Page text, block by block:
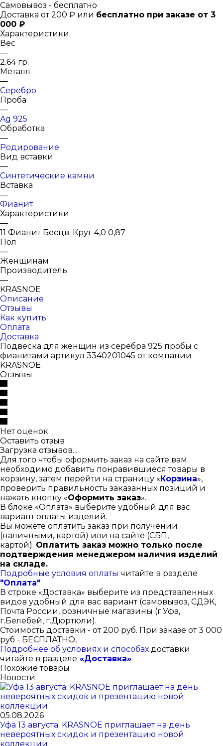
Самовывоз - бесплатно
Доставка от 200 ₽ или бесплатно при заказе от 3
000 ₽
Характеристики
Вес
—
2.64 гр.
Металл
—
Серебро
Проба
—
Ag 925
Обработка
—
Родирование
Вид вставки
—
Синтетические камни
Вставка
—
Фианит
Характеристики
—
11 Фианит Бесцв. Круг 4,0 0,87
Пол
—
Женщинам
Производитель
—
KRASNOE
Описание
Отзывы
Как купить
Оплата
Доставка
Подвеска для женщин из серебра 925 пробы с
фианитами артикул 3340201045 от компании
KRASNOE
Отзывы
Нет оценок
Оставить отзыв
Загрузка отзывов...
Для того чтобы оформить заказ на сайте вам
необходимо добавить понравившиеся товары в
корзину, затем перейти на страницу «Корзина»,
проверить правильность заказанных позиций и
нажать кнопку «Оформить заказ».
В блоке «Оплата» выберите удобный для вас
вариант оплаты изделий.
Вы можете оплатить заказ при получении
(наличными, картой) или на сайте (СБП,
картой). Оплатить заказ можно только после
подтверждения менеджером наличия изделий
на складе.
Подробные условия оплаты читайте в разделе
"Оплата"
В строке «Доставка» выберите из представленных
видов удобный для вас вариант (самовывоз, СДЭК,
Почта России, розничные магазины (г.Уфа,
г.Белебей, г.Дюртюли).
Стоимость доставки - от 200 руб. При заказе от 3 000
руб - БЕСПЛАТНО,
Подробнее об условиях и способах доставки
читайте в разделе «Доставка»
Похожие товары
Новости
05.08.2026
Уфа 13 августа. KRASNOE приглашает на день
невероятных скидок и презентацию новой
коллекции